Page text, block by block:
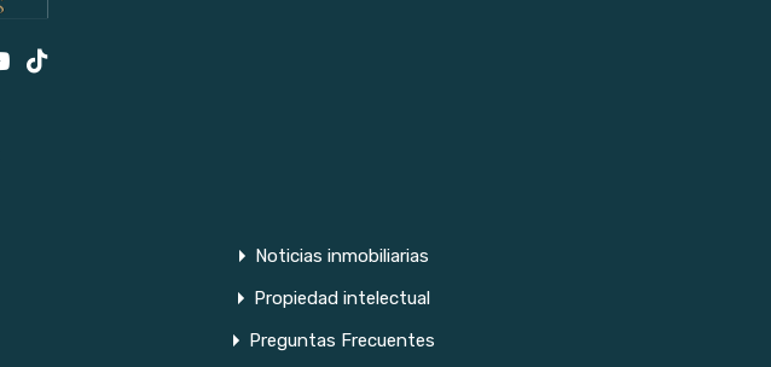
Noticias inmobiliarias
Propiedad intelectual
Preguntas Frecuentes